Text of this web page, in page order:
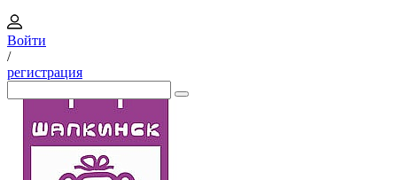
Войти
/
регистрация